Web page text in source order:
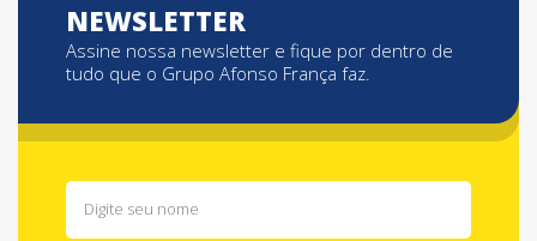
NEWSLETTER
Assine nossa newsletter e fique por dentro de
tudo que o Grupo Afonso França faz.